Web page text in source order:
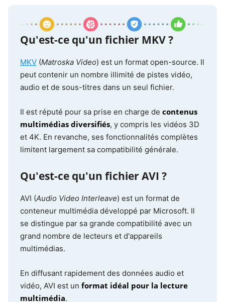
Qu'est-ce qu'un fichier MKV ?
MKV (Matroska Video) est un format open-source. Il
peut contenir un nombre illimité de pistes vidéo,
audio et de sous-titres dans un seul fichier.
Il est réputé pour sa prise en charge de contenus
multimédias diversifiés, y compris les vidéos 3D
et 4K. En revanche, ses fonctionnalités complètes
limitent largement sa compatibilité générale.
Qu'est-ce qu'un fichier AVI ?
AVI (Audio Video Interleave) est un format de
conteneur multimédia développé par Microsoft. Il
se distingue par sa grande compatibilité avec un
grand nombre de lecteurs et d'appareils
multimédias.
En diffusant rapidement des données audio et
vidéo, AVI est un format idéal pour la lecture
multimédia.